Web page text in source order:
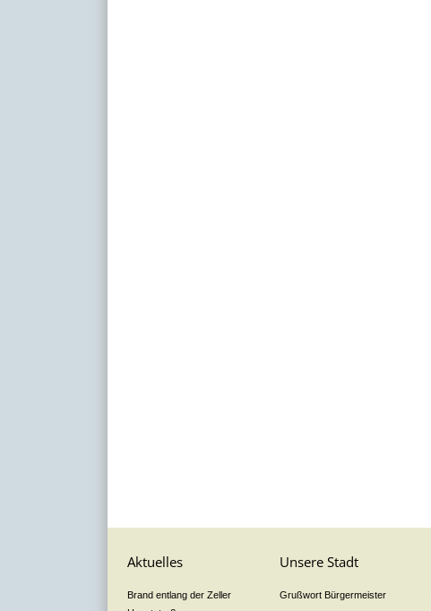
Aktuelles
Brand entlang der Zeller
Unsere Stadt
Grußwort Bürgermeister